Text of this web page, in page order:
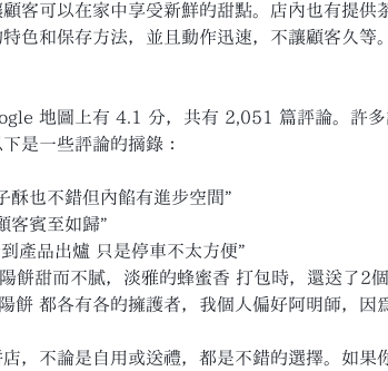
客可以在家中享受新鮮的甜點。店內也有提供
色和保存方法，並且動作迅速，不讓顧客久等
地圖上有 4.1 分，共有 2,051 篇評論。許
是一些評論的摘錄：
酥也不錯但內餡有進步空間”
客賓至如歸”
產品出爐 只是停車不太方便”
餅甜而不膩，淡雅的蜂蜜香 打包時，還送了2
餅 都各有各的擁護者，我個人偏好阿明師，因
，不論是自用或送禮，都是不錯的選擇。如果